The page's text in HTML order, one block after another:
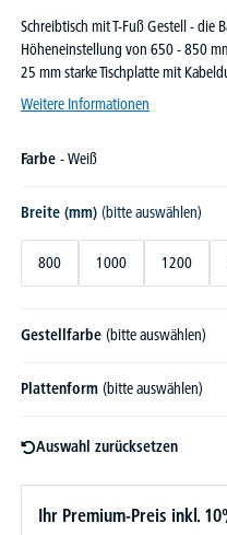
Schreibtisch mit T-Fuß Gestell - die
Höheneinstellung von 650 - 850
25 mm starke Tischplatte mit
Weitere Informationen
Farbe - Weiß
Breite (mm) (bitte auswählen)
800 1000 1200
Gestellfarbe (bitte auswählen)
Plattenform (bitte auswählen)
Auswahl zurücksetzen
Ihr Premium-Preis inkl.